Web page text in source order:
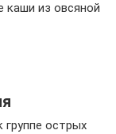
каши из овсяной
острых